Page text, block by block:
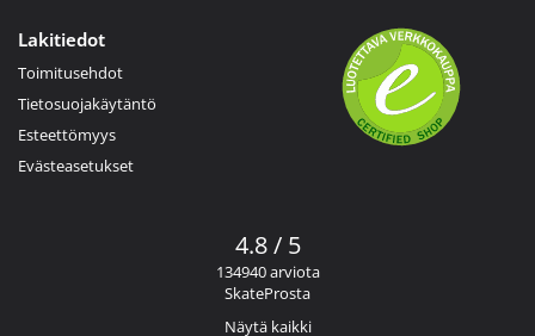
Lakitiedot
Toimitusehdot
Tietosuojakäytäntö
Esteettömyys
Evästeasetukset
4.8 / 5
134940 arviota
SkateProsta
Näytä kaikki